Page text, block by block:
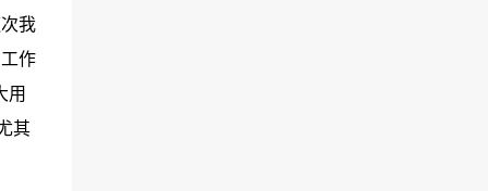
我
作
用
其